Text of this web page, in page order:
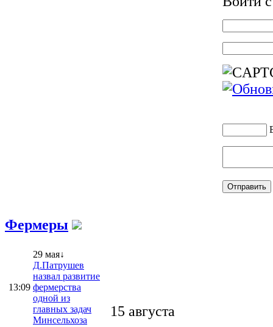
Фермеры
13:09
29 мая↓
Д.Патрушев
назвал развитие
фермерства
одной из
главных задач
Минсельхоза
15 августа